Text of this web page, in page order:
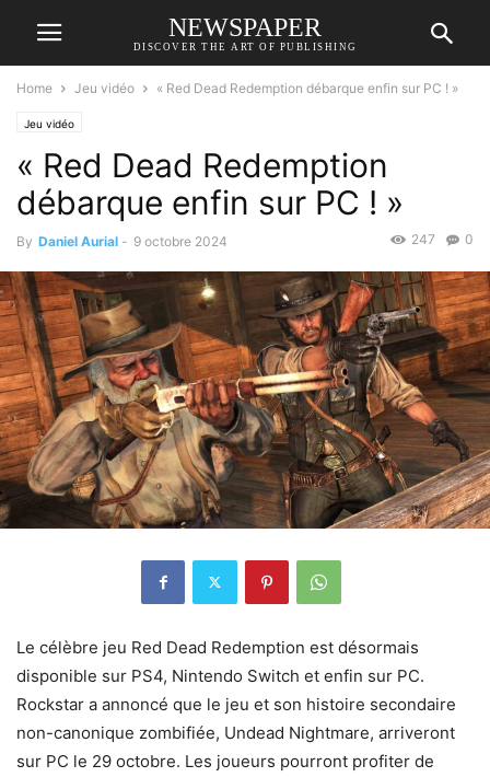
NEWSPAPER
DISCOVER THE ART OF PUBLISHING
Home Jeu vidéo « Red Dead Redemption débarque enfin sur PC ! »
Jeu vidéo
« Red Dead Redemption
débarque enfin sur PC ! »
By Daniel Aurial - 9 octobre 2024 0
247
Le célèbre jeu Red Dead Redemption est désormais
disponible sur PS4, Nintendo Switch et enfin sur PC.
Rockstar a annoncé que le jeu et son histoire secondaire
non-canonique zombifiée, Undead Nightmare, arriveront
sur PC le 29 octobre. Les joueurs pourront profiter de